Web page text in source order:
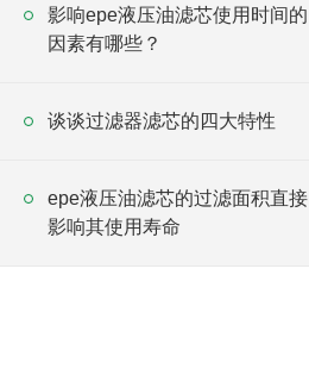
影响epe液压油滤芯使用时间的
因素有哪些？
谈谈过滤器滤芯的四大特性
epe液压油滤芯的过滤面积直接
影响其使用寿命